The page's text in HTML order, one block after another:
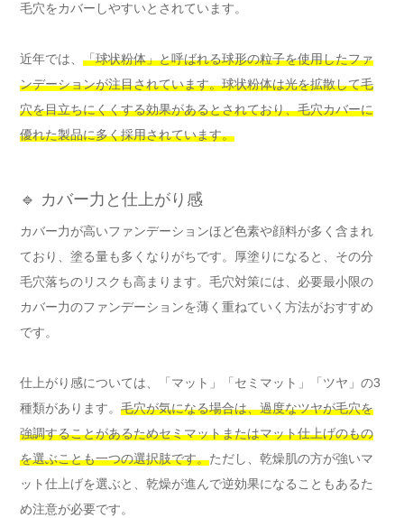
毛穴をカバーしやすいとされています。
近年では、 「球状粉体」と呼ばれる球形の粒子を使用したファ
ンデーションが注目されています。球状粉体は光を拡散して毛
穴を目立ちにくくする効果があるとされており、毛穴カバーに
優れた製品に多く採用されています。
🔹 カバー力と仕上がり感
カバー力が高いファンデーションほど色素や顔料が多く含まれ
ており、塗る量も多くなりがちです。厚塗りになると、その分
毛穴落ちのリスクも高まります。毛穴対策には、必要最小限の
カバー力のファンデーションを薄く重ねていく方法がおすすめ
です。
仕上がり感については、「マット」「セミマット」「ツヤ」の3
種類があります。 毛穴が気になる場合は、過度なツヤが毛穴を
強調することがあるためセミマットまたはマット仕上げのもの
を選ぶことも一つの選択肢です。ただし、乾燥肌の方が強いマ
ット仕上げを選ぶと、乾燥が進んで逆効果になることもあるた
め注意が必要です。